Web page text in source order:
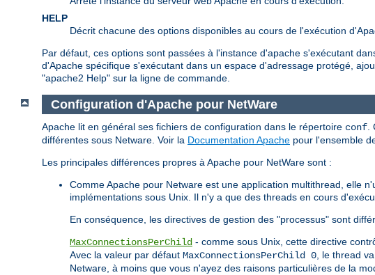
HELP
Décrit chacune des options disponibles au cours de l'exécution
Par défaut, ces options sont passées à l'instance d'apache s'exécutant
d'Apache spécifique s'exécutant dans un espace d'adressage protégé,
"apache2 Help" sur la ligne de commande.
Configuration d'Apache pour NetWare
Apache lit en général ses fichiers de configuration dans le répertoire conf.
différentes sous Netware. Voir la Documentation Apache pour l'ensemble
Les principales différences propres à Apache pour NetWare sont :
Comme Apache pour Netware est une application multithread, elle
implémentations sous Unix. Il n'y a que des threads en cours
En conséquence, les directives de gestion des "processus" sont
MaxConnectionsPerChild - comme sous Unix, cette directive
Avec la valeur par défaut MaxConnectionsPerChild 0, le thread
Netware, à moins que vous n'ayez des raisons particulières de la